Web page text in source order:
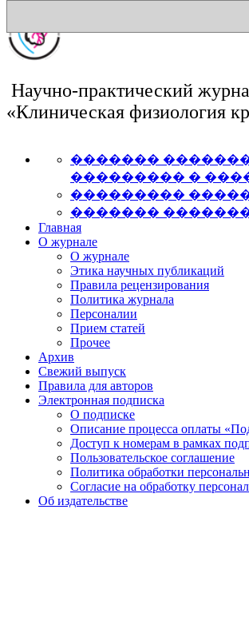
Научно-практический
«Клиническая физиология
�������
��������� �
���������
�������
Главная
О журнале
О журнале
Этика научных публикаций
Правила рецензирования
Политика журнала
Персоналии
Прием статей
Прочее
Архив
Свежий выпуск
Правила для авторов
Электронная подписка
О подписке
Описание процесса оплаты
Доступ к номерам в рамках
Пользовательское соглашение
Политика обработки
Согласие на обработку
Об издательстве